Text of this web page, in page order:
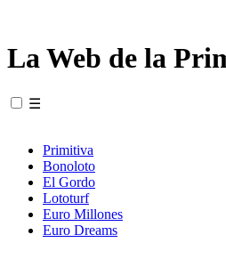
La Web de la
☰
Primitiva
Bonoloto
El Gordo
Lototurf
Euro Millones
Euro Dreams